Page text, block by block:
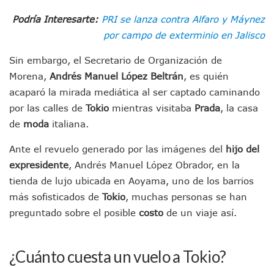
Ayutla Bajo Investigación Tras Reporte De Posible
Maleza Crece En Camellones De La Principal Avenida
Bruno Blancas Reúne A Especialistas Para Analizar La
Entregan Aparato Auditivo A Don Juan Ramírez En Puerto
Juan Carlos Castro Realiza Asamblea Informativa En La
Huracán En Formación Podría Generar Oleaje Elevado En
Plantean “Ley Don Juanito” Al Diputado Federal Bruno
Vecinos De La Playita Reciben A Juan Carlos Castro
Detienen A Cuatro Hombres Armados En Bucerías;
Yussara Canales Pide Transparencia Sobre Nuevo
Adultos Mayores De Ixtapa Tendrán Una “Casa De Día”
CUCosta E IMSS Nayarit Avanzan En Acuerdos Para
Podría Interesarte: PRI se lanza contra Alfaro y Máynez
por campo de exterminio en Jalisco
Sin embargo, el Secretario de Organización de
Morena, Andrés Manuel López Beltrán, es quién
acaparó la mirada mediática al ser captado caminando
por las calles de Tokio mientras visitaba Prada, la casa
de moda italiana.
Ante el revuelo generado por las imágenes del hijo del
expresidente, Andrés Manuel López Obrador, en la
tienda de lujo ubicada en Aoyama, uno de los barrios
más sofisticados de Tokio, muchas personas se han
preguntado sobre el posible costo de un viaje así.
¿Cuánto cuesta un vuelo a Tokio?